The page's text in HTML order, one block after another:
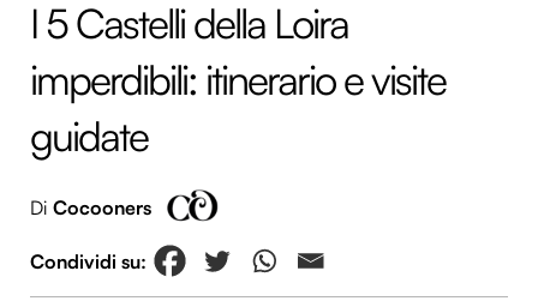
I 5 Castelli della Loira
imperdibili: itinerario e visite
guidate
Di Cocooners